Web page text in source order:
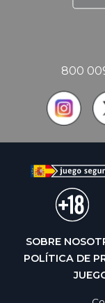
800
SOBRE
POLÍTICA DE